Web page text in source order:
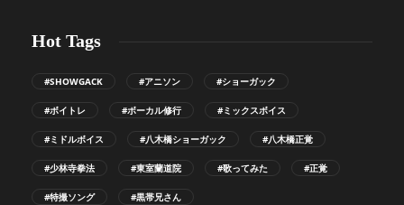
Hot Tags
#SHOWGACK #アニソン #ショーガック
#ボイトレ #ボーカル修行 #ミックスボイス
#ミドルボイス #八木橋ショーガック #八木橋正覚
#少林寺拳法 #東室蘭道院 #歌ってみた #正覚
#特撮ソング #黒帯兄さん